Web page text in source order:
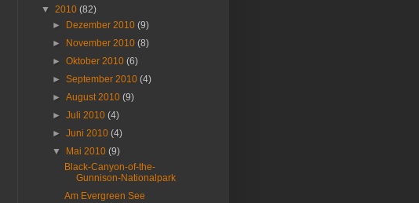
▼ 2010 (82)
►
Dezember 2010(9)
►
November 2010(8)
►Oktober 2010(6)
►September 2010(4)
►August 2010(9)
►Juli 2010(4)
►Juni 2010(4)
▼
Mai 2010(9)
Black-Canyon-of-the-
Gunnison-Nationalpark
Am Evergreen See